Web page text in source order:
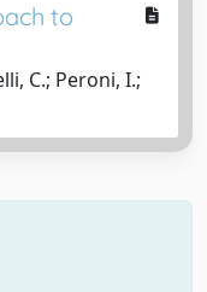
to
C.; Peroni, I.;